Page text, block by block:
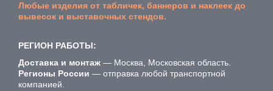
Любые изделия от табличек, баннеров и наклеек до
вывесок и выставочных стендов.
РЕГИОН РАБОТЫ:
Доставка и монтаж — Москва, Московская область.
Регионы России — отправка любой транспортной
компанией.